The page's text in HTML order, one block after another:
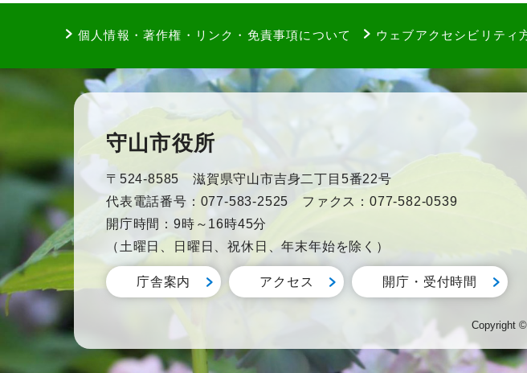
個人情報・著作権・リンク・免責事項について ウェブアクセシビリティ
守山市役所
〒524-8585 滋賀県守山市吉身二丁目5番22号
代表電話番号：077-583-2525 ファクス：077-582-0539
開庁時間：9時～16時45分
（土曜日、日曜日、祝休日、年末年始を除く）
庁舎案内 アクセス 開庁・受付時間
Copyright